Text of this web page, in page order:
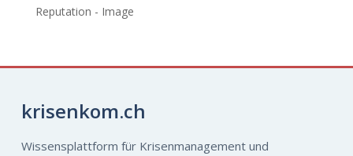
Reputation - Image
krisenkom.ch
Wissensplattform für Krisenmanagement und